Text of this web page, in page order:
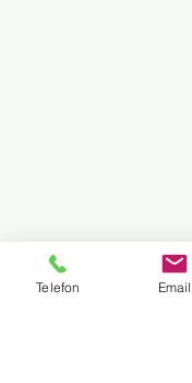
Telefon Email